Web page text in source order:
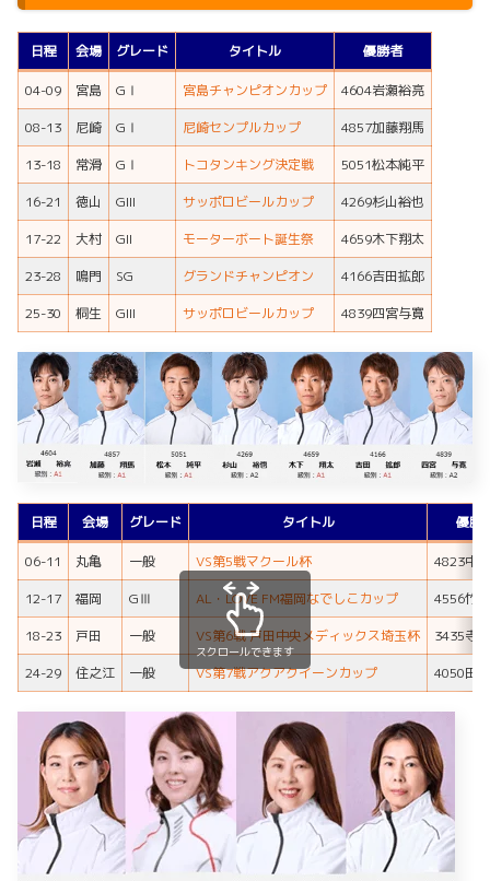
日程 会場 グレード タイトル 優勝者
04-09 宮島 GⅠ 宮島チャンピオンカップ
4604岩瀬裕亮
08-13
尼崎 GⅠ 尼崎センプルカップ
4857加藤翔馬
13-18
常滑 GⅠ トコタンキング決定戦
5051松本純平
16-21
徳山 GIII サッポロビールカップ
4269杉山裕也
17-22
大村 GII モーターボート誕生祭
4659木下翔太
23-28
鳴門 SG グランドチャンピオン
4166吉田拡郎
25-30
桐生 GIII サッポロビールカップ 4839四宮与寛
日程 会場 グレード タイトル 優勝
06-11 丸亀 一般 VS第5戦マクール杯
4823中
12-17
福岡 GⅢ AL・LOVE FM福岡なでしこカップ
4556竹
18-23
戸田 一般 VS第6戦 戸田中央メディックス埼玉杯
3435寺
24-29
住之江 一般 VS第7戦アクアクイーンカップ 4050田
スクロールできます